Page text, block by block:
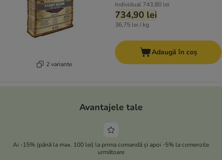
2 variante
Individual 743,80 lei
734,90 lei
36,75 lei / kg
Adaugă în coș
Avantajele tale
Ai -15% (până la max. 100 lei) la prima comandă și apoi -5% la comenzile
următoare